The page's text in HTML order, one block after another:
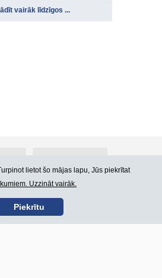
vairāk līdzīgos ...
Lietošanas noteikumi
lietot šo mājas lapu, Jūs piekrītat
Uzzināt vairāk.
Piekrītu